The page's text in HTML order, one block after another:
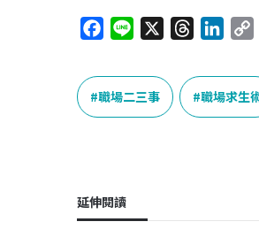
c
e
b
n
e
r
e
a
n
k
e
職場二三事 職場求生
延伸閱讀